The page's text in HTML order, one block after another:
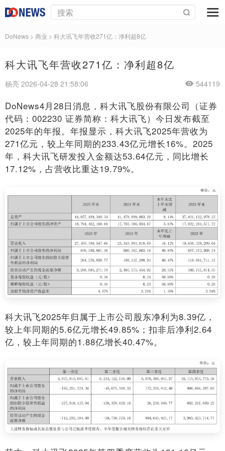
DoNews > 商业 > 科大讯飞年营收271亿：净利超8亿
科大讯飞年营收271亿：净利超8亿
杨亮 2026-04-28 21:58:06 544119
DoNews4月28日消息，科大讯飞股份有限公司（证券
代码：002230 证券简称：科大讯飞）今日发布截至
2025年的年报。年报显示，科大讯飞2025年营收为
271亿元，较上年同期的233.43亿元增长16%。2025
年，科大讯飞研发投入金额达53.64亿元，同比增长
17.12%，占营收比重达19.79%。
科大讯飞2025年归属于上市公司股东净利为8.39亿，
较上年同期的5.6亿元增长49.85%；扣非后净利2.64
亿，较上年同期的1.88亿增长40.47%。